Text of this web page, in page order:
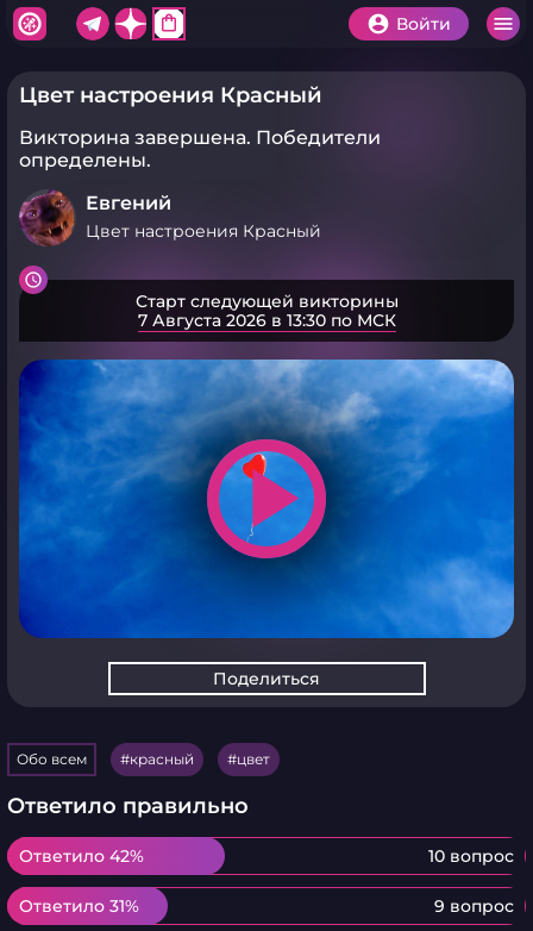
shopping_bag Войти
Цвет настроения Красный
Викторина завершена. Победители
определены.
Евгений
Цвет настроения Красный
Старт следующей викторины
7 Августа 2026 в 13:30 по МСК
play_arrow
Поделиться
Обо всем красный цвет
Ответило правильно
Ответило 42% 10 вопрос
Ответило 42%
Ответило 31% 9 вопрос
Ответило 31%